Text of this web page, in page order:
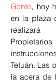
Gente, hoy
en la plaza
Tetuán. Las
la acera de